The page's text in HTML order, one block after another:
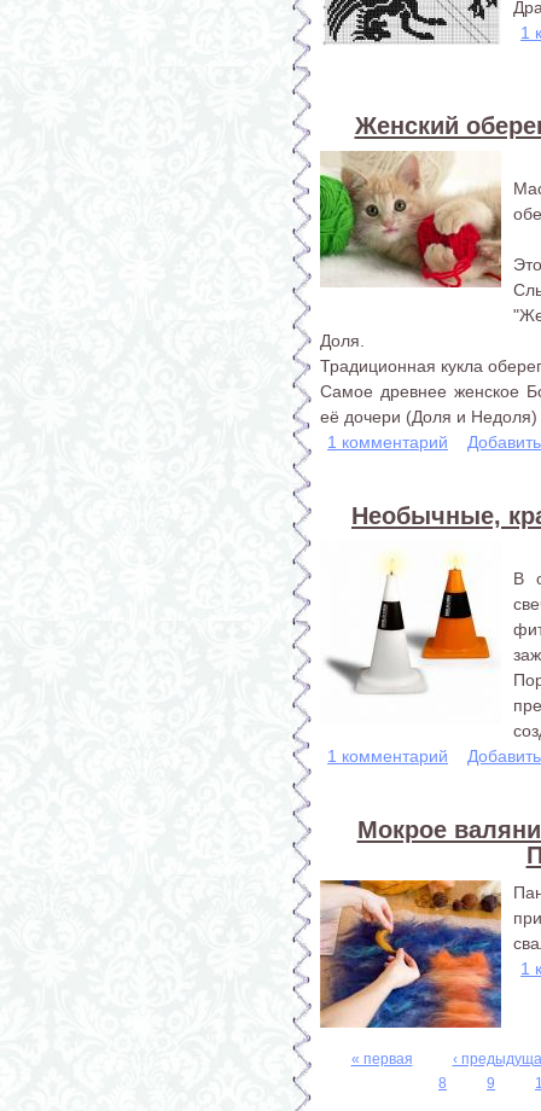
1
Женский
Доля.
Традиционная кукла
Самое древнее женское
её дочери (Доля и Недоля)
1 комментарий
Необычные,
В
1 комментарий
Мокрое
1
Страницы
« первая
‹
8
9